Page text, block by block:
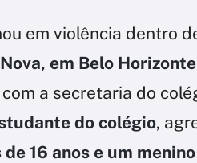
em violência dentro
em Belo Horizonte
a secretaria do
do colégio,
16 anos e um